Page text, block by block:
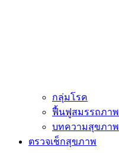
กลุ่มโรค
ฟื้นฟูสมรรถภาพ
บทความสุขภาพ
ตรวจเช็กสุขภาพ